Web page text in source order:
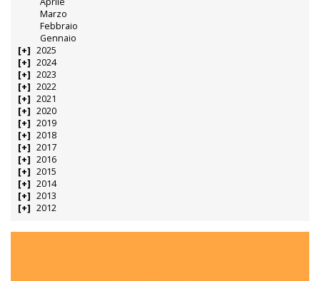
Marzo
Febbraio
Gennaio
2025
2024
2023
2022
2021
2020
2019
2018
2017
2016
2015
2014
2013
2012